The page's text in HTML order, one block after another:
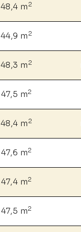
48,4 m 2
44,9 m 2
48,3 m 2
47,5 m2
48,4 m 2
47,6 m2
47,4 m2
47,5 m2